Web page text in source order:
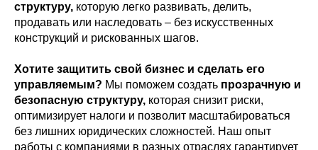
структуру, которую легко развивать, делить,
продавать или наследовать – без искусственных
конструкций и рискованных шагов.
Хотите защитить свой бизнес и сделать его
управляемым? Мы поможем создать прозрачную и
безопасную структуру, которая снизит риски,
оптимизирует налоги и позволит масштабироваться
без лишних юридических сложностей. Наш опыт
работы с компаниями в разных отраслях гарантирует